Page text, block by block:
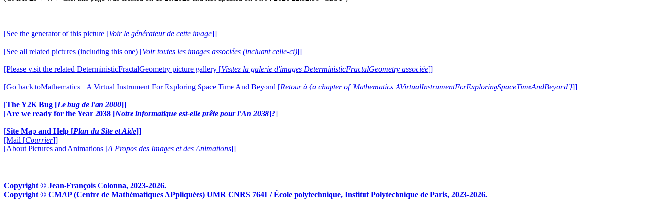
[See the generator of this picture [Voir le générateur de cette image]]
[See all related pictures (including this one) [Voir toutes les images associées (incluant celle-ci)]]
[Please visit the related DeterministicFractalGeometry picture gallery [Visitez la galerie d'images DeterministicFractalGeometry associée]]
[Go back toMathematics - A Virtual Instrument For Exploring Space Time And Beyond [Retour à {a chapter of 'Mathematics-AVirtualInstrumentForExploringSpaceTimeAndBeyond'}]]
[The Y2K Bug [Le bug de l'an 2000]]
[Are we ready for the Year 2038 [Notre informatique est-elle prête pour l'An 2038]?]
[Site Map and Help [Plan du Site et Aide]]
[Mail [Courrier]]
[About Pictures and Animations [A Propos des Images et des Animations]]
Copyright © Jean-François Colonna, 2023-2026.
Copyright © CMAP (Centre de Mathématiques APpliquées) UMR CNRS 7641 / École polytechnique, Institut Polytechnique de Paris, 2023-2026.